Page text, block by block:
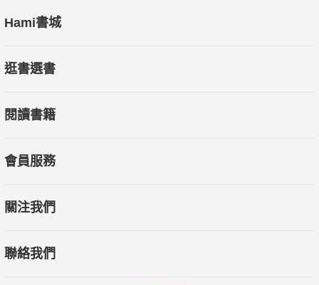
Hami書城
逛書選書
閱讀書籍
會員服務
關注我們
聯絡我們